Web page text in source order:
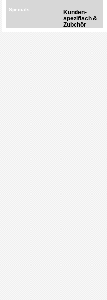
Specials
Kunden-
spezifisch &
Zubehör